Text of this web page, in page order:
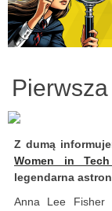
Z dumą
Women in
legendarna
Anna Lee Fisher